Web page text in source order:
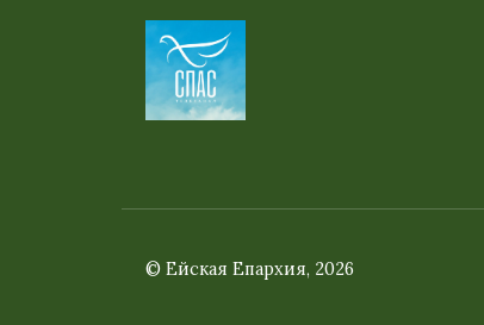
© Ейская Епархия, 2026